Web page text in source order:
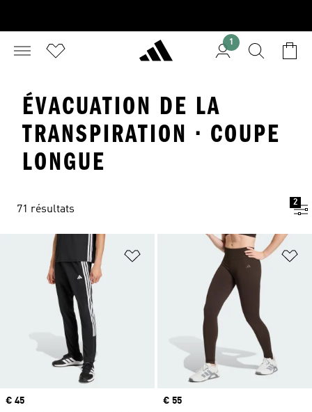
1
ÉVACUATION DE LA
TRANSPIRATION · COUPE
LONGUE
71 résultats
2
Ajouter à la Liste de produits
Prix
€ 45
Prix
€ 55